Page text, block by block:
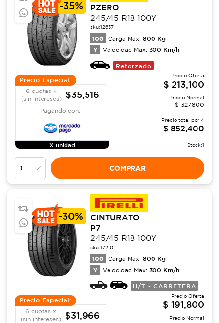
-35%
PZERO
245/45 R18 100Y
sku:12637
100 Carga Max: 800 Kg
Y Velocidad Max: 300 Km/h
Reforzado
Precio Especial:
6 cuotas x
(sin intereses)
$35,516
Pagando con:
X unidad
Precio Oferta
$ 213,100
Precio Normal
$ 327,800
Precio total por 4
$ 852,400
Stock:1
COMPRAR
-30%
CINTURATO
P7
245/45 R18 100Y
sku:17210
100 Carga Max: 800 Kg
Y Velocidad Max: 300 Km/h
H/T - CARRETERA
Precio Especial:
6 cuotas x
(sin intereses)
$31,966
Precio Oferta
$ 191,800
Precio Normal